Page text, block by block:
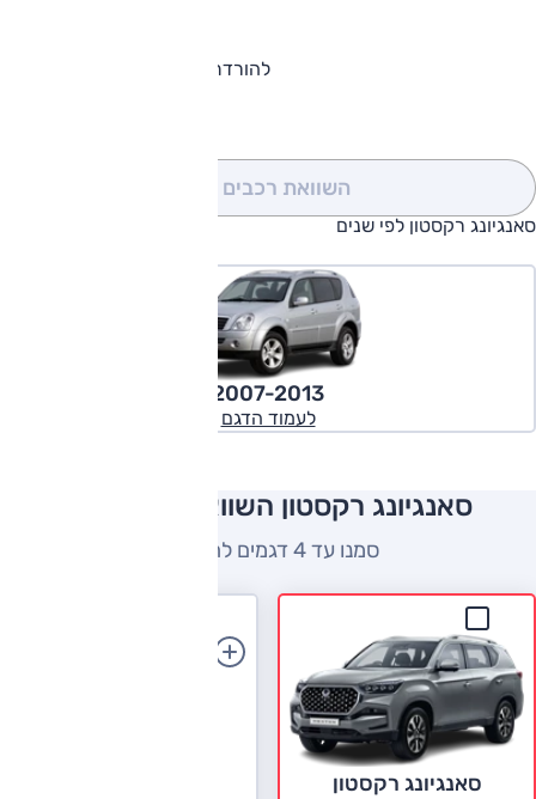
להורדת קטלוג סאנגיונג רקסטון
השוואת רכבים
סאנגיונג רקסטון לפי שנים
2007-2013
לעמוד הדגם
סאנגיונג רקסטון השוואה למתחרים
סמנו עד 4 דגמים להשוואה
סאנגיונג רקסטון